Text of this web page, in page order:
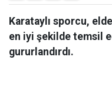
Karataylı sporcu,
en iyi şekilde temsil
gururlandırdı.